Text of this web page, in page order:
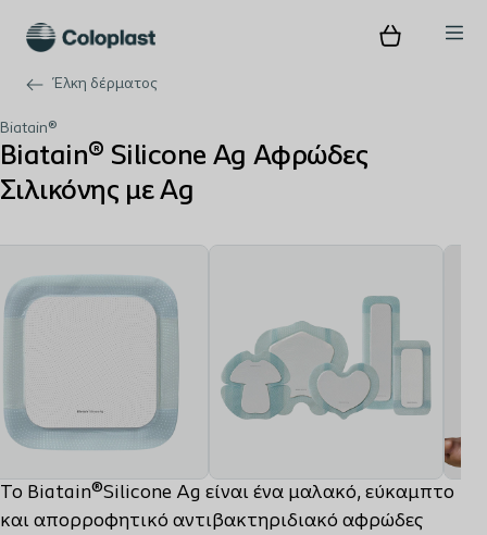
Έλκη δέρματος
Biatain®
Biatain® Silicone Ag Αφρώδες
Σιλικόνης με Ag
Το Biatain®Silicone Ag είναι ένα μαλακό, εύκαμπτο
και απορροφητικό αντιβακτηριδιακό αφρώδες